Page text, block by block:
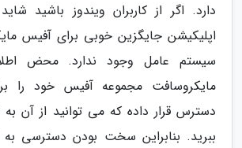
دارد. اگر از کاربران ویندوز باشید
اپلیکیشن جایگزین خوبی برای آفیس
سیستم عامل وجود ندارد. محض
مایکروسافت مجموعه آفیس خود را
دسترس قرار داده که می توانید از آن
ببرید. بنابراین سخت بودن دسترسی